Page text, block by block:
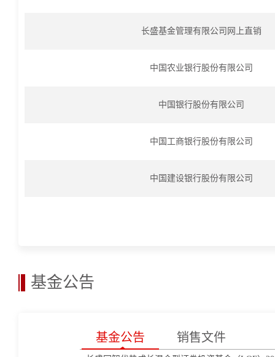
长盛基金管理有限公司网上直销
中国农业银行股份有限公司
中国银行股份有限公司
中国工商银行股份有限公司
中国建设银行股份有限公司
基金公告
基金公告 销售文件